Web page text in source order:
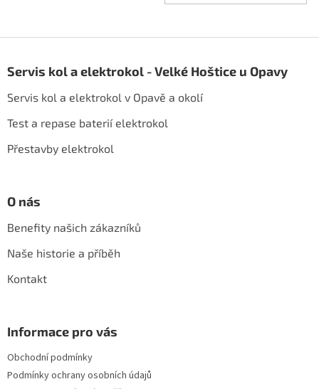
pServis kol a elektrokol - Velké Hoštice u Opavy
Servis kol a elektrokol v Opavě a okolí
Test a repase baterií elektrokol
Přestavby elektrokol
O nás
Benefity našich zákazníků
Naše historie a příběh
Kontakt
Informace pro vás
Obchodní podmínky
Podmínky ochrany osobních údajů